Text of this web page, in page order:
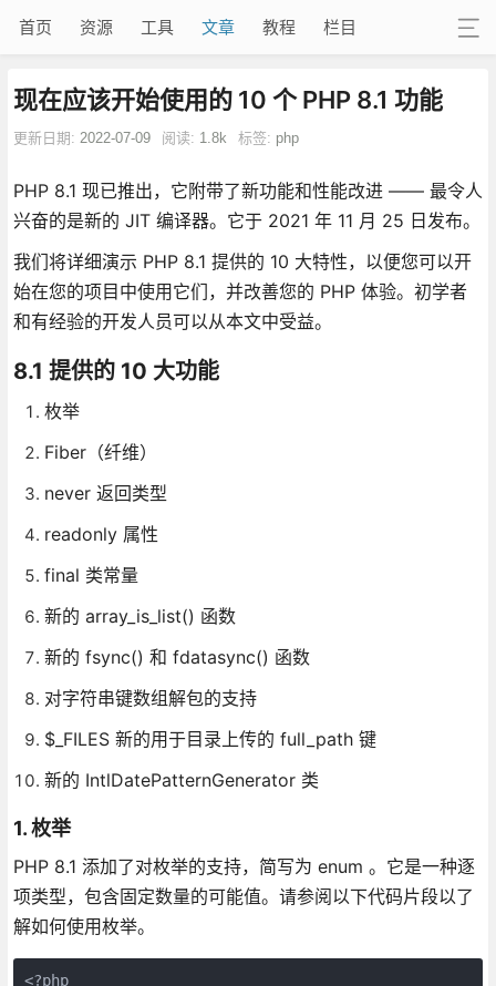
首页 资源 工具 文章 教程 栏目
现在应该开始使用的 10 个 PHP 8.1 功能
更新日期: 2022-07-09 阅读: 1.8k 标签: php
PHP 8.1 现已推出，它附带了新功能和性能改进 —— 最令人
兴奋的是新的 JIT 编译器。它于 2021 年 11 月 25 日发布。
我们将详细演示 PHP 8.1 提供的 10 大特性，以便您可以开
始在您的项目中使用它们，并改善您的 PHP 体验。初学者
和有经验的开发人员可以从本文中受益。
8.1 提供的 10 大功能
枚举
Fiber（纤维）
never 返回类型
readonly 属性
final 类常量
新的 array_is_list() 函数
新的 fsync() 和 fdatasync() 函数
对字符串键数组解包的支持
$_FILES 新的用于目录上传的 full_path 键
新的 IntlDatePatternGenerator 类
1. 枚举
PHP 8.1 添加了对枚举的支持，简写为 enum 。它是一种逐
项类型，包含固定数量的可能值。请参阅以下代码片段以了
解如何使用枚举。
<?php